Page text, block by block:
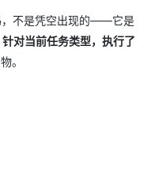
，不是凭空出现的——它是
对当前任务类型，执行了
。